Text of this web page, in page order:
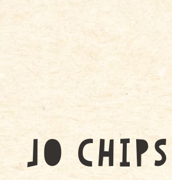
JO CHIPS